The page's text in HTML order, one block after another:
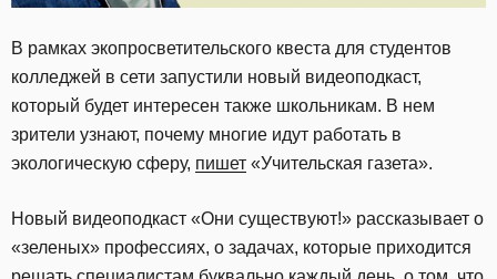
В рамках экопросветительского квеста для студентов
колледжей в сети запустили новый видеоподкаст,
который будет интересен также школьникам. В нем
зрители узнают, почему многие идут работать в
экологическую сферу, пишет «Учительская газета».
Новый видеоподкаст «Они существуют!» рассказывает о
«зеленых» профессиях, о задачах, которые приходится